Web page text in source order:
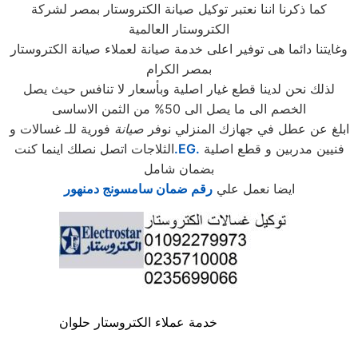
كما ذكرنا اننا نعتبر توكيل صيانة الكتروستار بمصر لشركة
الكتروستار العالمية
وغايتنا دائما هى توفير اعلى خدمة صيانة لعملاء صيانة الكتروستار
بمصر الكرام
لذلك نحن لدينا قطع غيار اصلية وبأسعار لا تنافس حيث يصل
الخصم الى ما يصل الى 50% من الثمن الاساسى
ابلغ عن عطل في جهازك المنزلي نوفرصيانة فورية للـ غسالات و
الثلاجات اتصل نصلك اينما كنت.EG.
بضمان شامل
ايضا نعمل عليرقم ضمان سامسونج دمنهور
خدمة عملاء الكتروستار حلوان